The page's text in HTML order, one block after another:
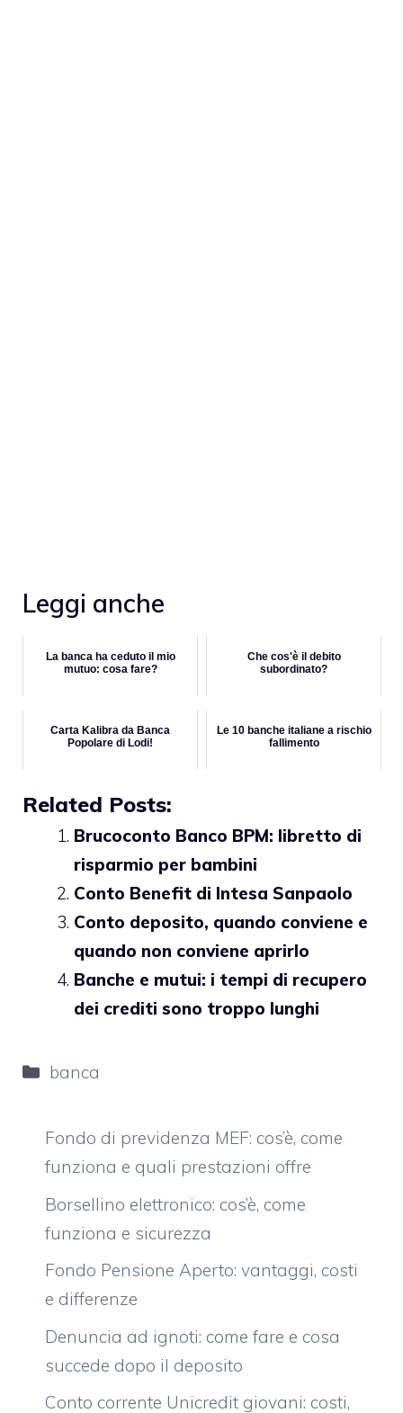
Leggi anche
La banca ha ceduto il mio
mutuo: cosa fare?
Che cos'è il debito
subordinato?
Carta Kalibra da Banca
Popolare di Lodi!
Le 10 banche italiane a rischio
fallimento
Related Posts:
Brucoconto Banco BPM: libretto di
risparmio per bambini
Conto Benefit di Intesa Sanpaolo
Conto deposito, quando conviene e
quando non conviene aprirlo
Banche e mutui: i tempi di recupero
dei crediti sono troppo lunghi
Categorie
banca
Fondo di previdenza MEF: cos’è, come
funziona e quali prestazioni offre
Borsellino elettronico: cos’è, come
funziona e sicurezza
Fondo Pensione Aperto: vantaggi, costi
e differenze
Denuncia ad ignoti: come fare e cosa
succede dopo il deposito
Conto corrente Unicredit giovani: costi,